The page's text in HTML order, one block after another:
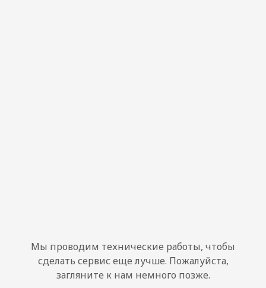
Мы проводим технические работы, чтобы
сделать сервис еще лучше. Пожалуйста,
загляните к нам немного позже.